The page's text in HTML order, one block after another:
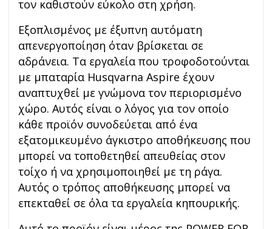
τον καθιστούν εύκολο στη χρήση.
Εξοπλισμένος με έξυπνη αυτόματη
απενεργοποίηση όταν βρίσκεται σε
αδράνεια. Τα εργαλεία που τροφοδοτούνται
με μπαταρία Husqvarna Aspire έχουν
αναπτυχθεί με γνώμονα τον περιορισμένο
χώρο. Αυτός είναι ο λόγος για τον οποίο
κάθε προϊόν συνοδεύεται από ένα
εξατομικευμένο άγκιστρο αποθήκευσης που
μπορεί να τοποθετηθεί απευθείας στον
τοίχο ή να χρησιμοποιηθεί με τη ράγα.
Αυτός ο τρόπος αποθήκευσης μπορεί να
επεκταθεί σε όλα τα εργαλεία κηπουρικής.